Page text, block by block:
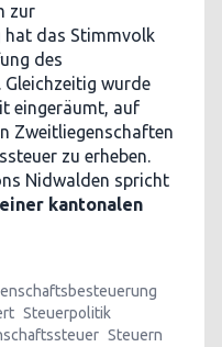
zur
hat das Stimmvolk
des
Gleichzeitig wurde
eingeräumt, auf
Zweitliegenschaften
zu erheben.
Nidwalden spricht
kantonalen
Steuerpolitik
Steuern